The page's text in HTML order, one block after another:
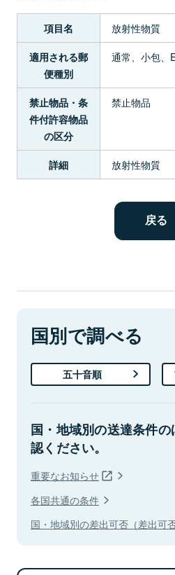
項目名 放射性物質
適用される郵
便種別
通常、小包、
禁止物品・条
件付許容物品
の区分
禁止物品
詳細 放射性物質
国別で調べる
五十音順
国・地域別の送達条件
認ください。
重要なお知らせ
各国共通の条件
国・地域別の差出可否（差出可